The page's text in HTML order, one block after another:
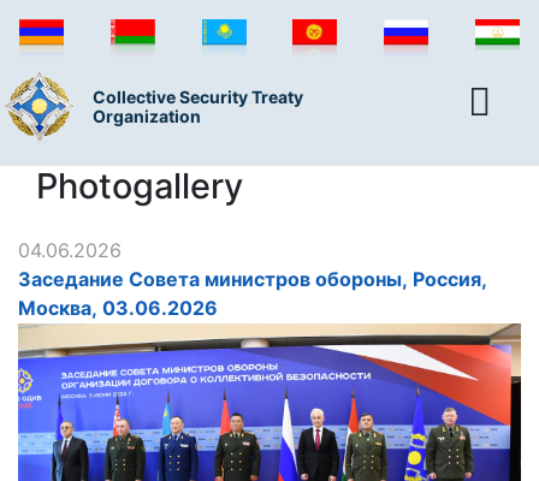
Collective Security Treaty
Organization
Photogallery
04.06.2026
Заседание Совета министров обороны, Россия,
Москва, 03.06.2026